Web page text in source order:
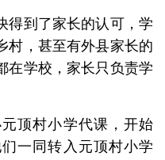
得到了家长的认可，学
村，甚至有外县家长的
在学校，家长只负责学
顶村小学代课，开始
一同转入元顶村小学